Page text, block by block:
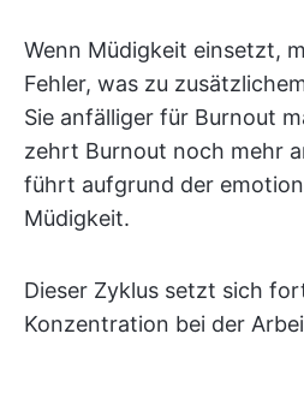
Wenn Müdigkeit einsetzt,
Fehler, was zu
Sie anfälliger für Burnout
zehrt Burnout noch mehr
führt aufgrund der
Müdigkeit.
Dieser Zyklus setzt sich
Konzentration bei der